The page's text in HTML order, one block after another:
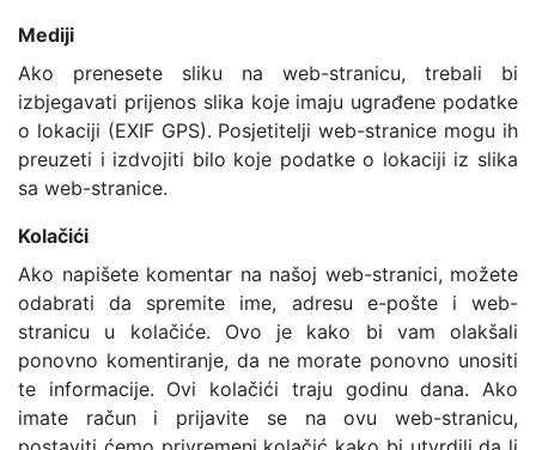
Mediji
Ako prenesete sliku na web-stranicu, trebali bi
izbjegavati prijenos slika koje imaju ugrađene podatke
o lokaciji (EXIF GPS). Posjetitelji web-stranice mogu ih
preuzeti i izdvojiti bilo koje podatke o lokaciji iz slika
sa web-stranice.
Kolačići
Ako napišete komentar na našoj web-stranici, možete
odabrati da spremite ime, adresu e-pošte i web-
stranicu u kolačiće. Ovo je kako bi vam olakšali
ponovno komentiranje, da ne morate ponovno unositi
te informacije. Ovi kolačići traju godinu dana. Ako
imate račun i prijavite se na ovu web-stranicu,